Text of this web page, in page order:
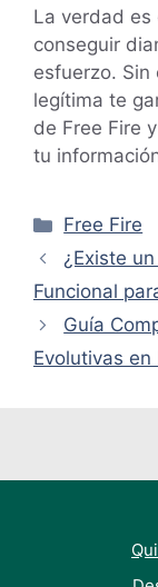
La verdad es
conseguir
esfuerzo. Sin
legítima te
de Free Fire
tu
Categorías
Free Fire
¿Existe
Funcional
Guía
Evolutivas en